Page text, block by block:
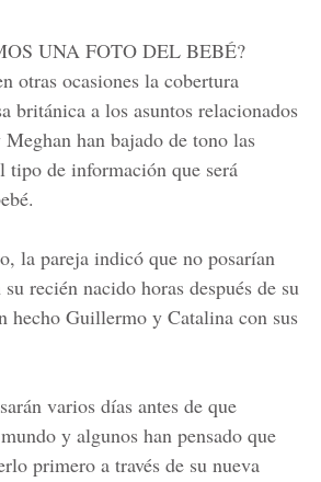
UNA FOTO DEL BEBÉ?
otras ocasiones la cobertura
británica a los asuntos relacionados
han bajado de tono las
tipo de información que será
la pareja indicó que no posarían
recién nacido horas después de su
hecho Guillermo y Catalina con sus
varios días antes de que
y algunos han pensado que
primero a través de su nueva